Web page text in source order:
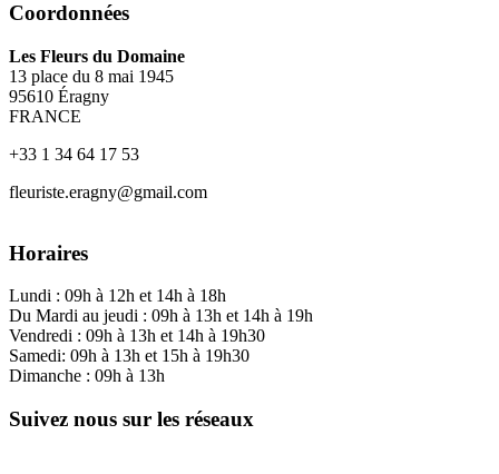
Coordonnées
Les Fleurs du Domaine
13 place du 8 mai 1945
95610 Éragny
FRANCE
+33 1 34 64 17 53
fleuriste.eragny@gmail.com
Horaires
Lundi : 09h à 12h et 14h à 18h
Du Mardi au jeudi : 09h à 13h et 14h à 19h
Vendredi : 09h à 13h et 14h à 19h30
Samedi: 09h à 13h et 15h à 19h30
Dimanche : 09h à 13h
Suivez nous sur les réseaux